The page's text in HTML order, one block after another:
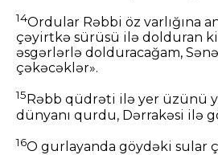
14Ordular Rəbbi öz varlığına
çəyirtkə sürüsü ilə dolduran
əsgərlərlə dolduracağam,
çəkəcəklər».
15 Rəbb qüdrəti ilə yer üzünü
dünyanı qurdu, Dərrakəsi ilə
16O gurlayanda göydəki sular